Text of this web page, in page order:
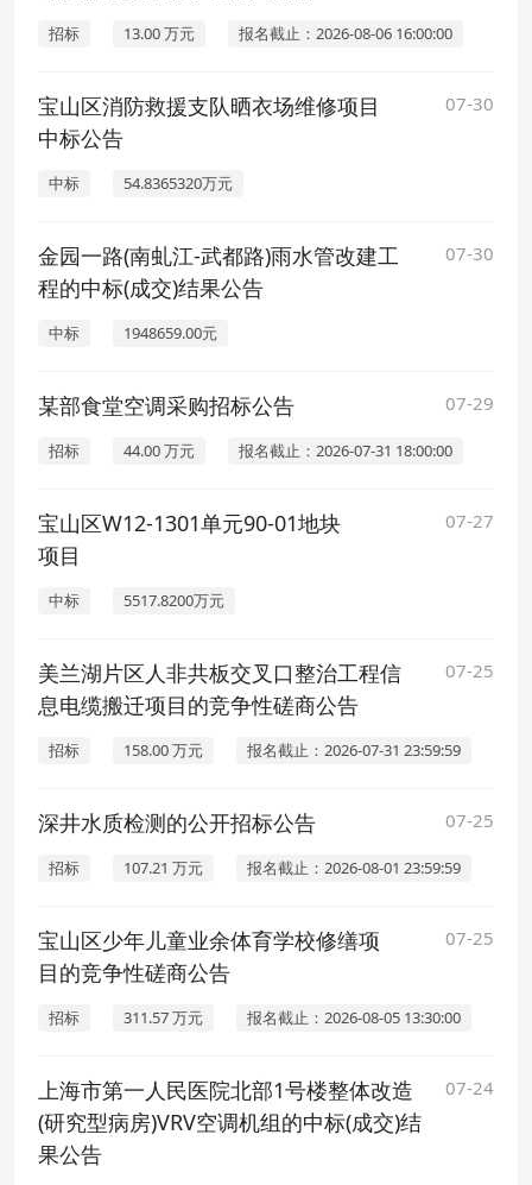
招标 13.00 万元 报名截止：2026-08-06 16:00:00
宝山区消防救援支队晒衣场维修项目
中标公告
07-30
中标 54.8365320万元
金园一路(南虬江-武都路)雨水管改建工
程的中标(成交)结果公告
07-30
中标 1948659.00元
某部食堂空调采购招标公告 07-29
招标 44.00 万元 报名截止：2026-07-31 18:00:00
宝山区W12-1301单元90-01地块
项目
07-27
中标 5517.8200万元
美兰湖片区人非共板交叉口整治工程信
息电缆搬迁项目的竞争性磋商公告
07-25
招标 158.00 万元 报名截止：2026-07-31 23:59:59
深井水质检测的公开招标公告 07-25
招标 107.21 万元 报名截止：2026-08-01 23:59:59
宝山区少年儿童业余体育学校修缮项
目的竞争性磋商公告
07-25
招标 311.57 万元 报名截止：2026-08-05 13:30:00
上海市第一人民医院北部1号楼整体改造
(研究型病房)VRV空调机组的中标(成交)结
果公告
07-24